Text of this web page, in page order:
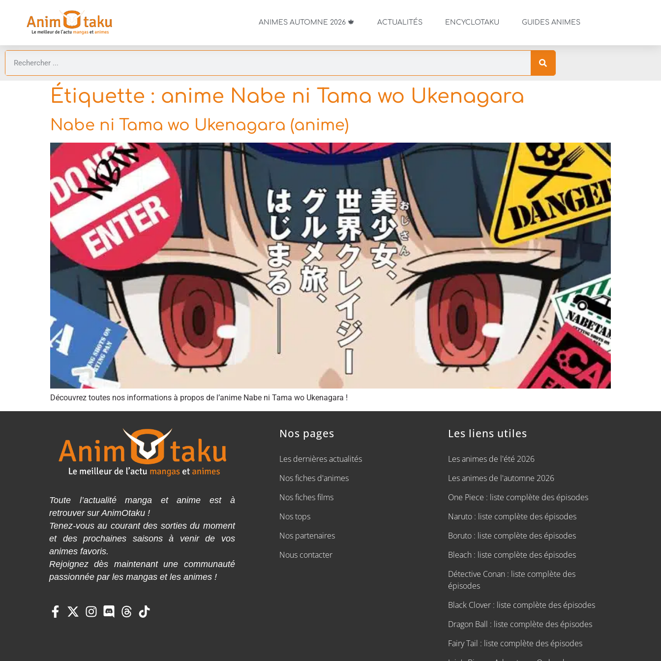
ANIMES AUTOMNE 2026 🍁 ACTUALITÉS ENCYCLOTAKU GUIDES ANIMES
Étiquette : anime Nabe ni Tama wo Ukenagara
Nabe ni Tama wo Ukenagara (anime)
Découvrez toutes nos informations à propos de l’anime Nabe ni Tama wo Ukenagara !
Toute l’actualité manga et anime est à
retrouver sur AnimOtaku !
Tenez-vous au courant des sorties du moment
et des prochaines saisons à venir de vos
animes favoris.
Rejoignez dès maintenant une communauté
passionnée par les mangas et les animes !
Nos pages
Les dernières actualités
Nos fiches d'animes
Nos fiches films
Nos tops
Nos partenaires
Nous contacter
Les liens utiles
Les animes de l'été 2026
Les animes de l'automne 2026
One Piece : liste complète des épisodes
Naruto : liste complète des épisodes
Boruto : liste complète des épisodes
Bleach : liste complète des épisodes
Détective Conan : liste complète des
épisodes
Black Clover : liste complète des épisodes
Dragon Ball : liste complète des épisodes
Fairy Tail : liste complète des épisodes